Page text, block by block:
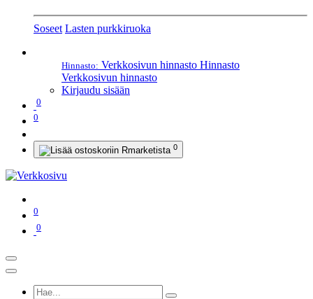
Soseet Lasten purkkiruoka
Hinnasto: Verkkosivun hinnasto Hinnasto
Verkkosivun hinnasto
Kirjaudu sisään
0
0
0
0
0